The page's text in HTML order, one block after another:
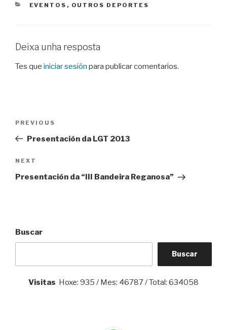
CATEGORIES
EVENTOS , OUTROS DEPORTES
Deixa unha resposta
Tes que iniciar sesión para publicar comentarios.
entradas
Previous
Post
PREVIOUS
Presentación da LGT 2013
Next
Post
NEXT
Presentación da “III Bandeira Reganosa”
Buscar
Buscar
Visitas Hoxe: 935 / Mes: 46787 / Total: 634058